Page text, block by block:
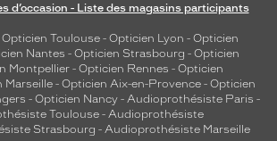
d’occasion - Liste des magasins participants
Opticien Toulouse- Opticien Lyon - Opticien
Nantes - Opticien Strasbourg - Opticien
Montpellier - Opticien Rennes - Opticien
Marseille - Opticien Aix-en-Provence - Opticien
- Opticien Nancy - Audioprothésiste Paris -
Toulouse- Audioprothésiste
Strasbourg - Audioprothésiste Marseille